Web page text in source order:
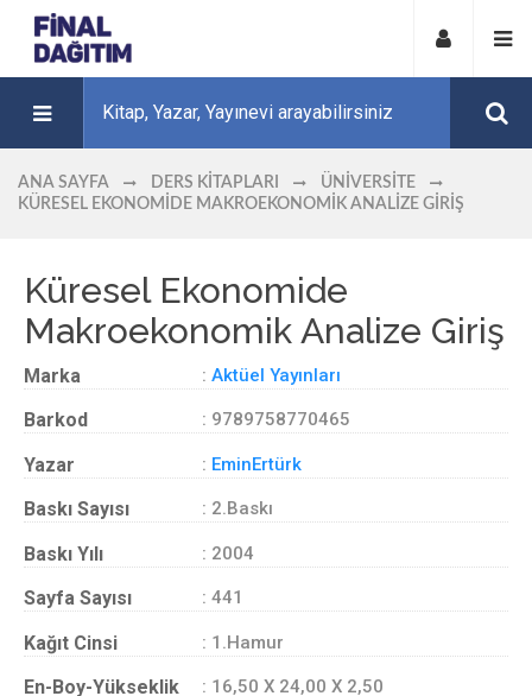
ANA SAYFA DERS KITAPLARI
ÜNIVERSITE
KÜRESEL EKONOMIDE MAKROEKONOMIK ANALIZE GIRIŞ
Küresel Ekonomide
Makroekonomik Analize Giriş
Marka : Aktüel Yayınları
Barkod : 9789758770465
Yazar : EminErtürk
Baskı Sayısı : 2.Baskı
Baskı Yılı : 2004
Sayfa Sayısı : 441
Kağıt Cinsi : 1.Hamur
En-Boy-Yükseklik : 16,50 X 24,00 X 2,50